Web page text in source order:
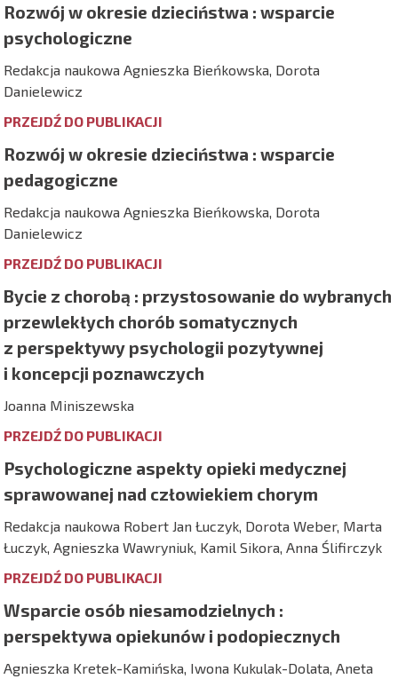
Rozwój w okresie dzieciństwa : wsparcie
psychologiczne
Redakcja naukowa Agnieszka Bieńkowska, Dorota
Danielewicz
PRZEJDŹ DO PUBLIKACJI
Rozwój w okresie dzieciństwa : wsparcie
pedagogiczne
Redakcja naukowa Agnieszka Bieńkowska, Dorota
Danielewicz
PRZEJDŹ DO PUBLIKACJI
Bycie z chorobą : przystosowanie do wybranych
przewlekłych chorób somatycznych
z perspektywy psychologii pozytywnej
i koncepcji poznawczych
Joanna Miniszewska
PRZEJDŹ DO PUBLIKACJI
Psychologiczne aspekty opieki medycznej
sprawowanej nad człowiekiem chorym
Redakcja naukowa Robert Jan Łuczyk, Dorota Weber, Marta
Łuczyk, Agnieszka Wawryniuk, Kamil Sikora, Anna Ślifirczyk
PRZEJDŹ DO PUBLIKACJI
Wsparcie osób niesamodzielnych :
perspektywa opiekunów i podopiecznych
Agnieszka Kretek-Kamińska, Iwona Kukulak-Dolata, Aneta